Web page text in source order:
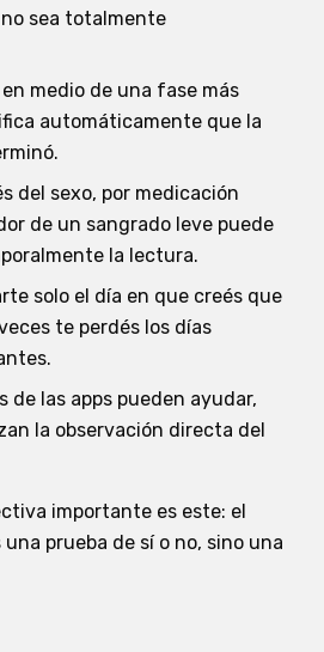
sea totalmente
medio de una fase más
automáticamente que la
del sexo, por medicación
de un sangrado leve puede
la lectura.
solo el día en que creés que
te perdés los días
de las apps pueden ayudar,
la observación directa del
importante es este: el
prueba de sí o no, sino una